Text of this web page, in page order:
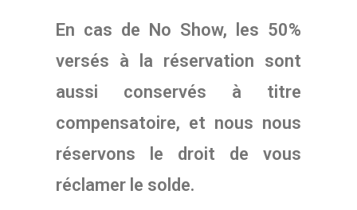
En cas de No Show, les 50%
versés à la réservation sont
aussi conservés à titre
compensatoire, et nous nous
réservons le droit de vous
réclamer le solde.